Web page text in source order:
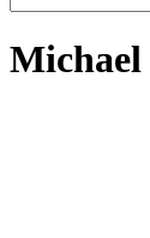
Michael